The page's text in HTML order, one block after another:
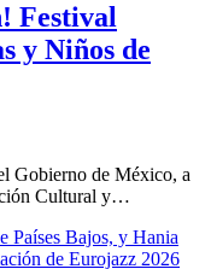
Festival
y Niños de
Gobierno de México, a
Cultural y…